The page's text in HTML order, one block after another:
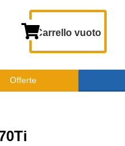
Carrello vuoto
Offerte